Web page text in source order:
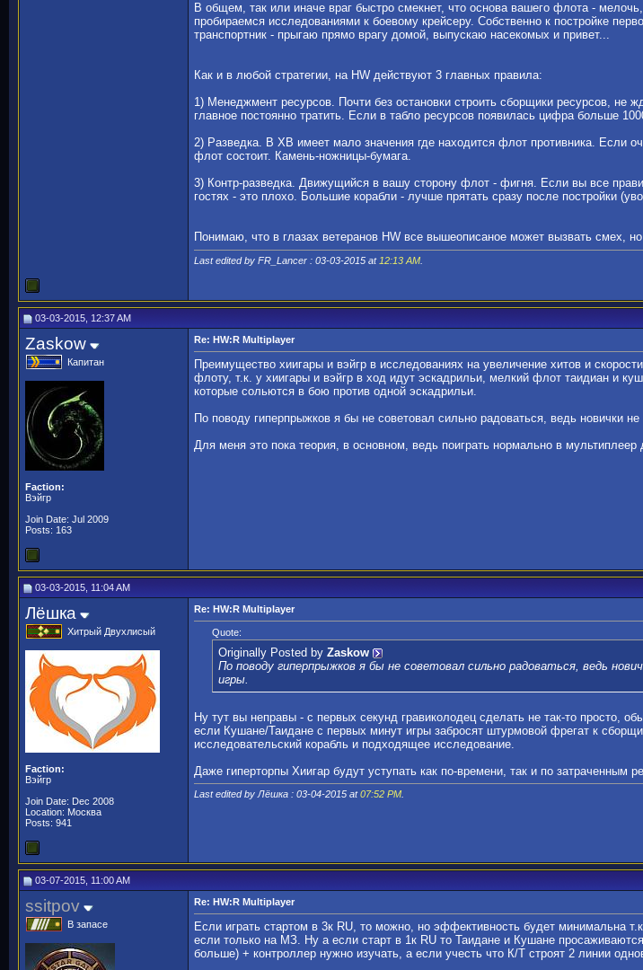
В общем, так или иначе враг быстро смекнет, что основа вашего флота -
пробираемся исследованиями к боевому крейсеру. Собственно к постройке
транспортник - прыгаю прямо врагу домой, выпускаю насекомых и привет...
Как и в любой стратегии, на HW действуют 3 главных правила:
1) Менеджмент ресурсов. Почти без остановки строить сборщики ресурсов,
главное постоянно тратить. Если в табло ресурсов появилась цифра больше
2) Разведка. В ХВ имеет мало значения где находится флот противника. Если
флот состоит. Камень-ножницы-бумага.
3) Контр-разведка. Движущийся в вашу сторону флот - фигня. Если вы все
гостях - это плохо. Большие корабли - лучше прятать сразу после постройки
Понимаю, что в глазах ветеранов HW все вышеописаное может вызвать смех,
Last edited by FR_Lancer : 03-03-2015 at 12:13 AM
03-03-2015, 12:37 AM
Zaskow
Капитан
Faction:
Вэйгр
Join Date: Jul 2009
Posts: 163
Re: HW:R Multiplayer
Преимущество хиигары и вэйгр в исследованиях на увеличение хитов и
флоту, т.к. у хиигары и вэйгр в ход идут эскадрильи, мелкий флот таидиан и
которые сольются в бою против одной эскадрильи.
По поводу гиперпрыжков я бы не советовал сильно радоваться, ведь новички
Для меня это пока теория, в основном, ведь поиграть нормально в мультиплеер
03-03-2015, 11:04 AM
Лёшка
Хитрый Двухлисый
Faction:
Вэйгр
Join Date: Dec 2008
Location: Москва
Posts: 941
Re: HW:R Multiplayer
Quote:
Originally Posted by Zaskow
По поводу гиперпрыжков я бы не советовал сильно радоваться, ведь
игры.
Ну тут вы неправы - с первых секунд гравиколодец сделать не так-то просто,
если Кушане/Таидане с первых минут игры забросят штурмовой фрегат к
исследовательский корабль и подходящее исследование.
Даже гиперторпы Хиигар будут уступать как по-времени, так и по затраченным
Last edited by Лёшка : 03-04-2015 at07:52 PM
03-07-2015, 11:00 AM
ssitpov
В запасе
Re: HW:R Multiplayer
Если играть стартом в 3к RU, то можно, но эффективность будет минимальна
если только на МЗ. Ну а если старт в 1к RU то Таидане и Кушане
больше) + контроллер нужно изучать, а если учесть что К/Т строят 2 линии